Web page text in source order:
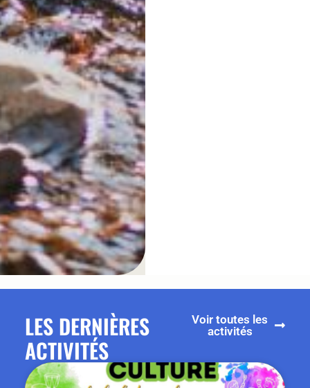
LES DERNIÈRES
ACTIVITÉS
Voir toutes les
activités